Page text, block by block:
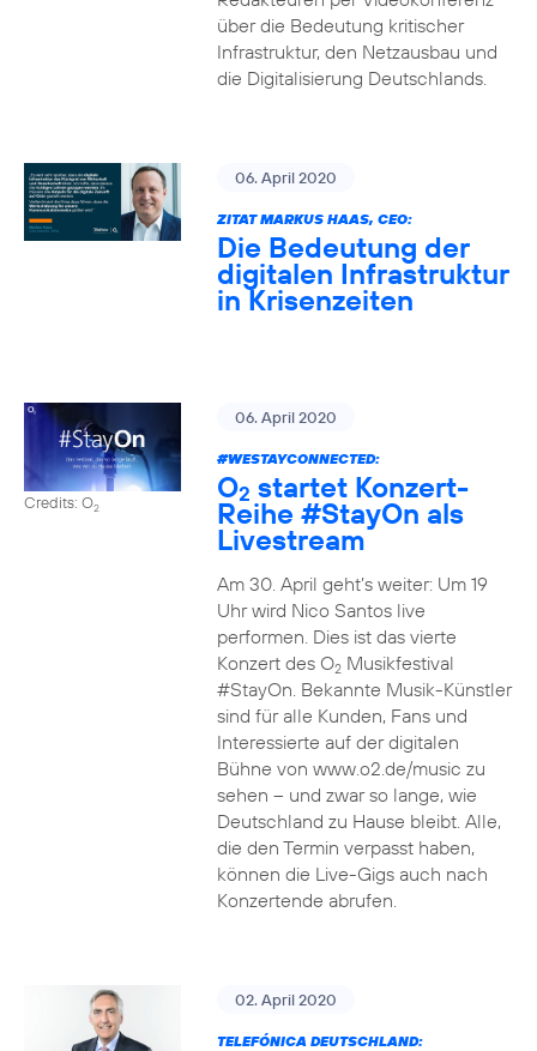
über die Bedeutung kritischer
Infrastruktur, den Netzausbau und
die Digitalisierung Deutschlands.
06. April 2020
ZITAT MARKUS HAAS, CEO:
Die Bedeutung der
digitalen Infrastruktur
in Krisenzeiten
Credits: O2
06. April 2020
#WESTAYCONNECTED:
O2 startet Konzert-
Reihe #StayOn als
Livestream
Am 30. April geht’s weiter: Um 19
Uhr wird Nico Santos live
performen. Dies ist das vierte
Konzert des O2Musikfestival
#StayOn. Bekannte Musik-Künstler
sind für alle Kunden, Fans und
Interessierte auf der digitalen
Bühne von www.o2.de/music zu
sehen – und zwar so lange, wie
Deutschland zu Hause bleibt. Alle,
die den Termin verpasst haben,
können die Live-Gigs auch nach
Konzertende abrufen.
02. April 2020
TELEFÓNICA DEUTSCHLAND: